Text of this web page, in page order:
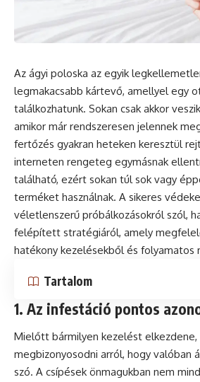
Az ágyi poloska az egyik
legmakacsabb kártevő, amellyel egy
találkozhatunk. Sokan csak akkor
amikor már rendszeresen jelennek
fertőzés gyakran heteken keresztül
interneten rengeteg egymásnak
található, ezért sokan túl sok vagy
terméket használnak. A sikeres
véletlenszerű próbálkozásokról szól,
felépített stratégiáról, amely
hatékony kezelésekből és folyamatos
Tartalom
1. Az infestáció pontos
Mielőtt bármilyen kezelést elkezdene,
megbizonyosodni arról, hogy valóban
szó. A csípések önmagukban nem